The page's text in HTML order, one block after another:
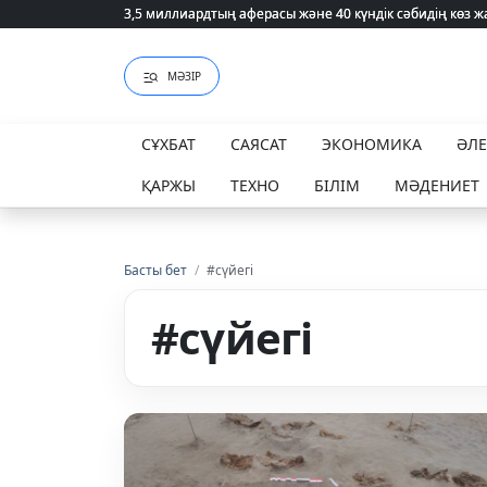
3,5 миллиардтың аферасы және 40 күндік сәбидің
3,5 миллиардтың аферасы және 40 күндік сәбидің
МӘЗІР
СҰХБАТ САЯСАТ ЭКОНОМИКА
ҚАРЖЫ
ТЕХНО БІЛІМ МӘДЕНИЕТ
Басты бет / #сүйегі
#сүйегі